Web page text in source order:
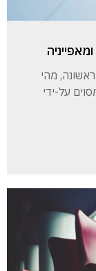
מהי
על-ידי